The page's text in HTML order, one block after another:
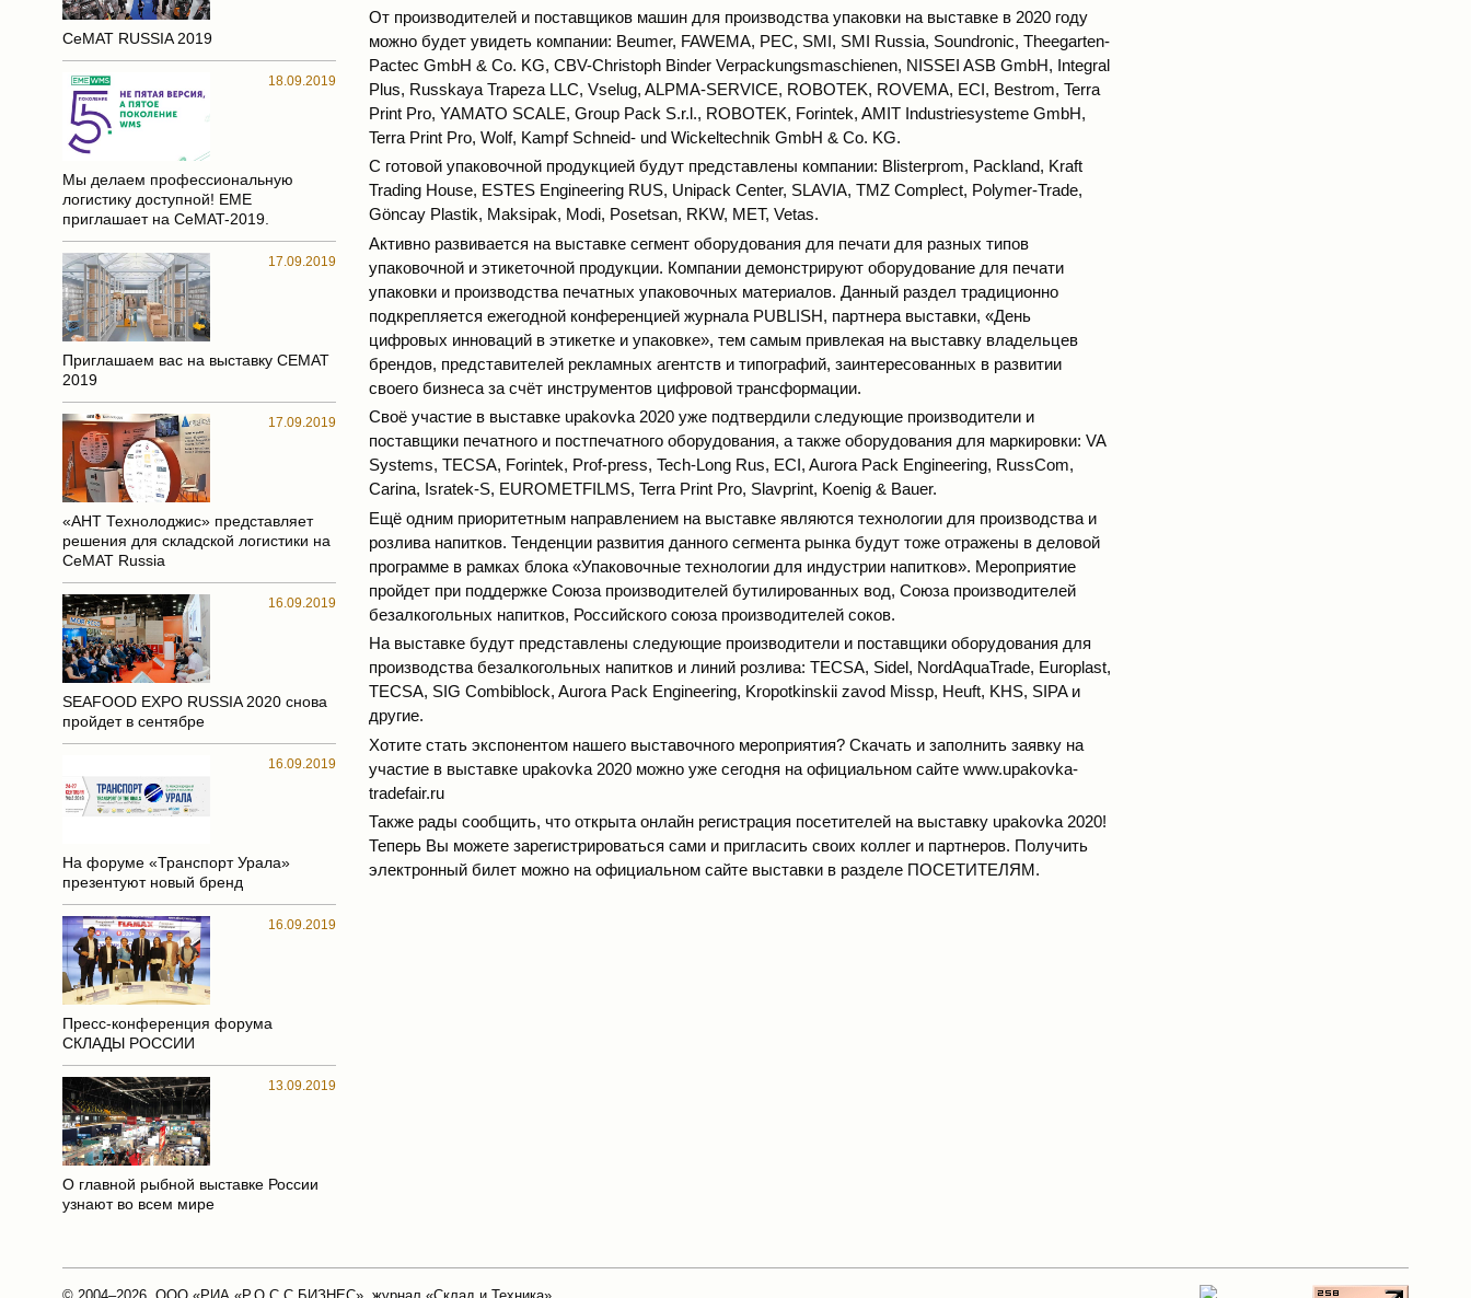
CeMAT RUSSIA 2019
18.09.2019
Мы делаем профессиональную
логистику доступной! EME
приглашает на CeMAT-2019.
17.09.2019
Приглашаем вас на выставку СЕМАТ
2019
17.09.2019
«АНТ Технолоджис» представляет
решения для складской логистики на
СеМАТ Russia
16.09.2019
SEAFOOD EXPO RUSSIA 2020 снова
пройдет в сентябре
16.09.2019
На форуме «Транспорт Урала»
презентуют новый бренд
16.09.2019
Пресс-конференция форума
СКЛАДЫ РОССИИ
13.09.2019
О главной рыбной выставке России
узнают во всем мире
От производителей и поставщиков машин для производства упаковки на выставке в 2020 году
можно будет увидеть компании: Beumer, FAWEMA, PEC, SMI, SMI Russia, Soundronic, Theegarten-
Pactec GmbH & Co. KG, CBV-Christoph Binder Verpackungsmaschienen, NISSEI ASB GmbH, Integral
Plus, Russkaya Trapeza LLC, Vselug, ALPMA-SERVICE, ROBOTEK, ROVEMA, ECI, Bestrom, Terra
Print Pro, YAMATO SCALE, Group Pack S.r.l., ROBOTEK, Forintek, AMIT Industriesysteme GmbH,
Terra Print Pro, Wolf, Kampf Schneid- und Wickeltechnik GmbH & Co. KG.
С готовой упаковочной продукцией будут представлены компании: Blisterprom, Packland, Kraft
Trading House, ESTES Engineering RUS, Unipack Center, SLAVIA, TMZ Complect, Polymer-Trade,
Göncay Plastik, Maksipak, Modi, Posetsan, RKW, MET, Vetas.
Активно развивается на выставке сегмент оборудования для печати для разных типов
упаковочной и этикеточной продукции. Компании демонстрируют оборудование для печати
упаковки и производства печатных упаковоч­ных материалов. Данный раздел традиционно
подкрепляется ежегодной конференцией журнала PUBLISH, партнера выставки, «День
цифровых инноваций в этикетке и упаковке», тем самым привлекая на выставку владельцев
брендов, представителей рекламных агентств и типографий, заинтересованных в развитии
своего бизнеса за счёт инструментов цифровой трансформации.
Своё участие в выставке upakovka 2020 уже подтвердили следующие производители и
поставщики печатного и постпечатного оборудования, а также оборудования для маркировки: VA
Systems, TECSA, Forintek, Prof-press, Tech-Long Rus, ECI, Aurora Pack Engineering, RussCom,
Carina, Isratek-S, EUROMETFILMS, Terra Print Pro, Slavprint, Koenig & Bauer.
Ещё одним приоритетным направлением на выставке являются технологии для производства и
розлива напитков. Тенденции развития данного сегмента рынка будут тоже отражены в деловой
программе в рамках блока «Упаковочные технологии для индустрии напитков». Мероприятие
пройдет при поддержке Союза производителей бутилированных вод, Союза производителей
безалкогольных напитков, Российского союза производителей соков.
На выставке будут представлены следующие производители и поставщики оборудования для
производства безалкогольных напитков и линий розлива: TECSA, Sidel, NordAquaTrade, Europlast,
TECSA, SIG Combiblock, Aurora Pack Engineering, Kropotkinskii zavod Missp, Heuft, KHS, SIPA и
другие.
Хотите стать экспонентом нашего выставочного мероприятия? Скачать и заполнить заявку на
участие в выставке upakovka 2020 можно уже сегодня на официальном сайте www.upakovka-
tradefair.ru
Также рады сообщить, что открыта онлайн регистрация посетителей на выставку upakovka 2020!
Теперь Вы можете зарегистрироваться сами и пригласить своих коллег и партнеров. Получить
электронный билет можно на официальном сайте выставки в разделе ПОСЕТИТЕЛЯМ.
© 2004–2026, ООО «РИА «Р.О.С.С.БИЗНЕС», журнал «Склад и Техника»